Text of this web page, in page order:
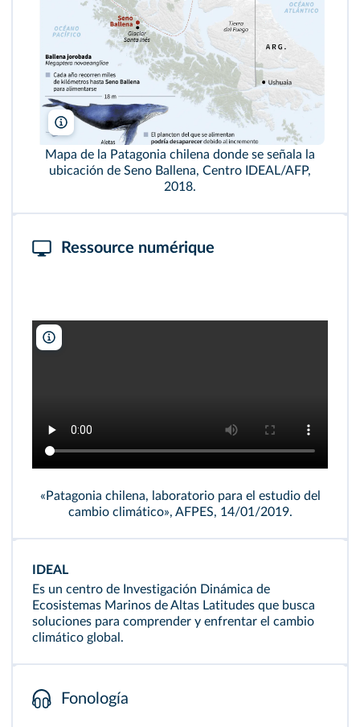
Nicolas Ramallo/AFP
Mapa de la Patagonia chilena donde se señala la
ubicación de Seno Ballena, Centro IDEAL/AFP,
2018.
Ressource numérique
«Patagonia chilena, laboratorio para el estudio del
cambio climático», AFPES, 14/01/2019.
IDEAL
Es un centro de Investigación Dinámica de
Ecosistemas Marinos de Altas Latitudes que busca
soluciones para comprender y enfrentar el cambio
climático global.
Fonología